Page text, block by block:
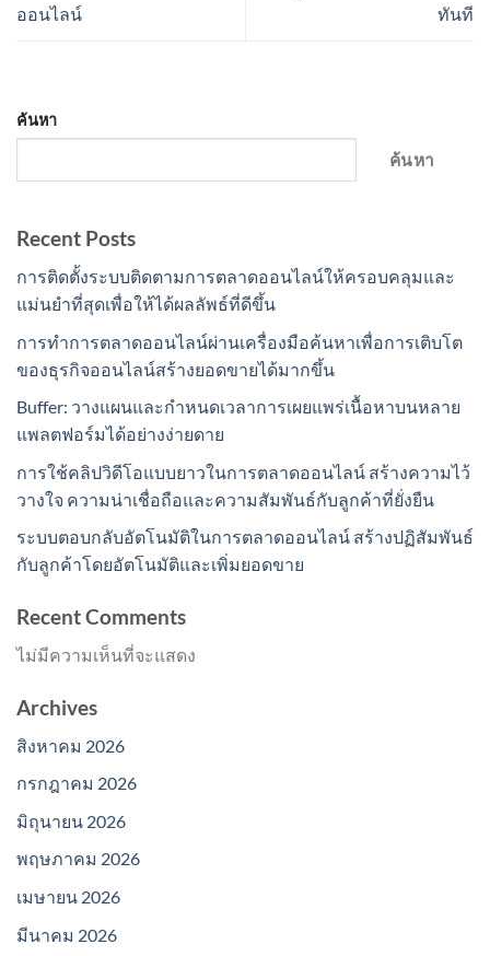
ออนไลน์
ทันที
ค้นหา
ค้นหา
Recent Posts
การติดตั้งระบบติดตามการตลาดออนไลน์ให้ครอบคลุมและ
แม่นยำที่สุดเพื่อให้ได้ผลลัพธ์ที่ดีขึ้น
การทำการตลาดออนไลน์ผ่านเครื่องมือค้นหาเพื่อการเติบโต
ของธุรกิจออนไลน์สร้างยอดขายได้มากขึ้น
Buffer: วางแผนและกำหนดเวลาการเผยแพร่เนื้อหาบนหลาย
แพลตฟอร์มได้อย่างง่ายดาย
การใช้คลิปวิดีโอแบบยาวในการตลาดออนไลน์ สร้างความไว้
วางใจ ความน่าเชื่อถือและความสัมพันธ์กับลูกค้าที่ยั่งยืน
ระบบตอบกลับอัตโนมัติในการตลาดออนไลน์ สร้างปฏิสัมพันธ์
กับลูกค้าโดยอัตโนมัติและเพิ่มยอดขาย
Recent Comments
ไม่มีความเห็นที่จะแสดง
Archives
สิงหาคม 2026
กรกฎาคม 2026
มิถุนายน 2026
พฤษภาคม 2026
เมษายน 2026
มีนาคม 2026